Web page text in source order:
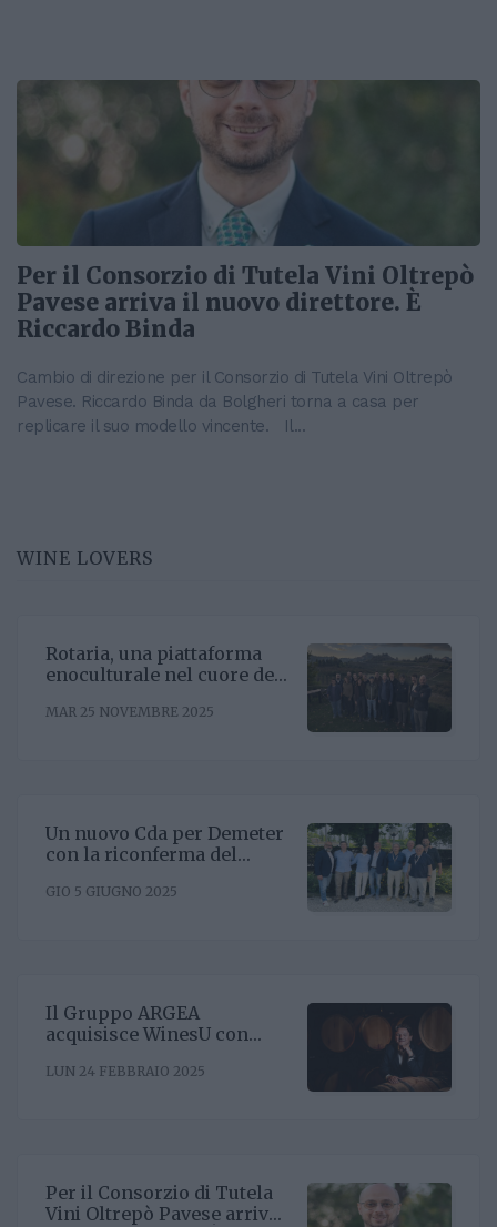
Per il Consorzio di Tutela Vini Oltrepò
Pavese arriva il nuovo direttore. È
Riccardo Binda
Cambio di direzione per il Consorzio di Tutela Vini Oltrepò
Pavese. Riccardo Binda da Bolgheri torna a casa per
replicare il suo modello vincente. Il...
WINE LOVERS
Rotaria, una piattaforma
enoculturale nel cuore del
MAR 25 NOVEMBRE 2025
Un nuovo Cda per Demeter
con la riconferma del
GIO 5 GIUGNO 2025
Il Gruppo ARGEA
acquisisce WinesU con
posizionamento negli Stati
LUN 24 FEBBRAIO 2025
Per il Consorzio di Tutela
Vini Oltrepò Pavese arriva